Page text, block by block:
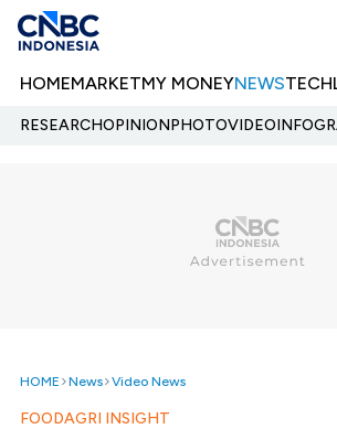
HOMEMARKETMY MONEYNEWSTECH
RESEARCHOPINIONPHOTOVIDEO
HOME News Video News
FOODAGRI INSIGHT